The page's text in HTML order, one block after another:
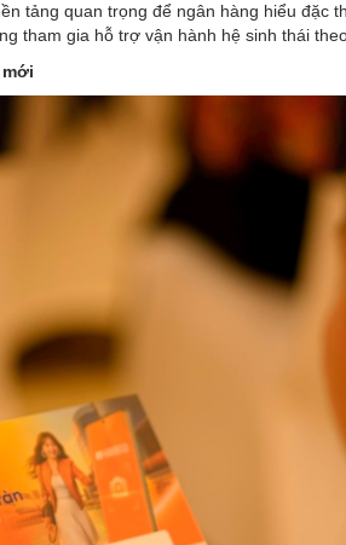
tảng quan trọng để ngân hàng hiểu đặc
tham gia hỗ trợ vận hành hệ sinh thái